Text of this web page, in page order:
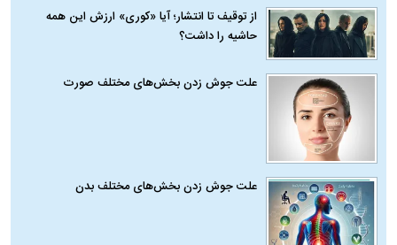
از توقیف تا انتشار؛ آیا «کوری» ارزش این همه
حاشیه را داشت؟
علت جوش زدن بخش‌های مختلف صورت
علت جوش زدن بخش‌های مختلف بدن